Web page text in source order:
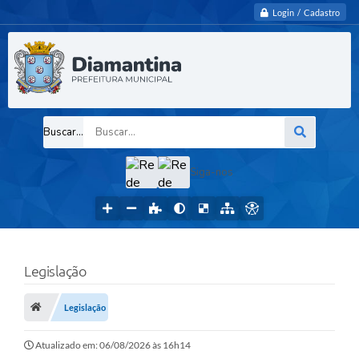
Login / Cadastro
Buscar...
Siga-nos
Legislação
Legislação
Atualizado em: 06/08/2026 às 16h14